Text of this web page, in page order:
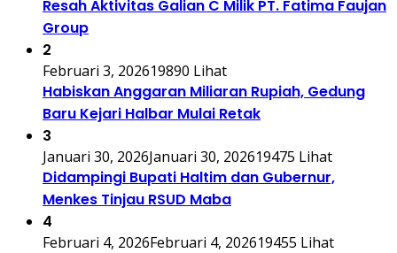
Resah Aktivitas Galian C Milik PT. Fatima Faujan
Group
2
Februari 3, 202619890 Lihat
Habiskan Anggaran Miliaran Rupiah, Gedung
Baru Kejari Halbar Mulai Retak
3
Januari 30, 2026Januari 30, 202619475 Lihat
Didampingi Bupati Haltim dan Gubernur,
Menkes Tinjau RSUD Maba
4
Februari 4, 2026Februari 4, 202619455 Lihat